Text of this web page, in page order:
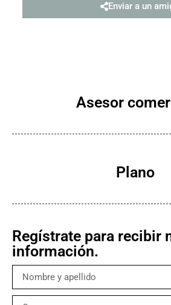
Regístrate para recibir
información.
Plano
Asesor
Enviar a un